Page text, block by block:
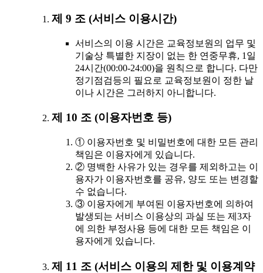
제 9 조 (서비스 이용시간)
서비스의 이용 시간은 교육정보원의 업무 및
기술상 특별한 지장이 없는 한 연중무휴, 1일
24시간(00:00-24:00)을 원칙으로 합니다. 다만
정기점검등의 필요로 교육정보원이 정한 날
이나 시간은 그러하지 아니합니다.
제 10 조 (이용자번호 등)
① 이용자번호 및 비밀번호에 대한 모든 관리
책임은 이용자에게 있습니다.
② 명백한 사유가 있는 경우를 제외하고는 이
용자가 이용자번호를 공유, 양도 또는 변경할
수 없습니다.
③ 이용자에게 부여된 이용자번호에 의하여
발생되는 서비스 이용상의 과실 또는 제3자
에 의한 부정사용 등에 대한 모든 책임은 이
용자에게 있습니다.
제 11 조 (서비스 이용의 제한 및 이용계약